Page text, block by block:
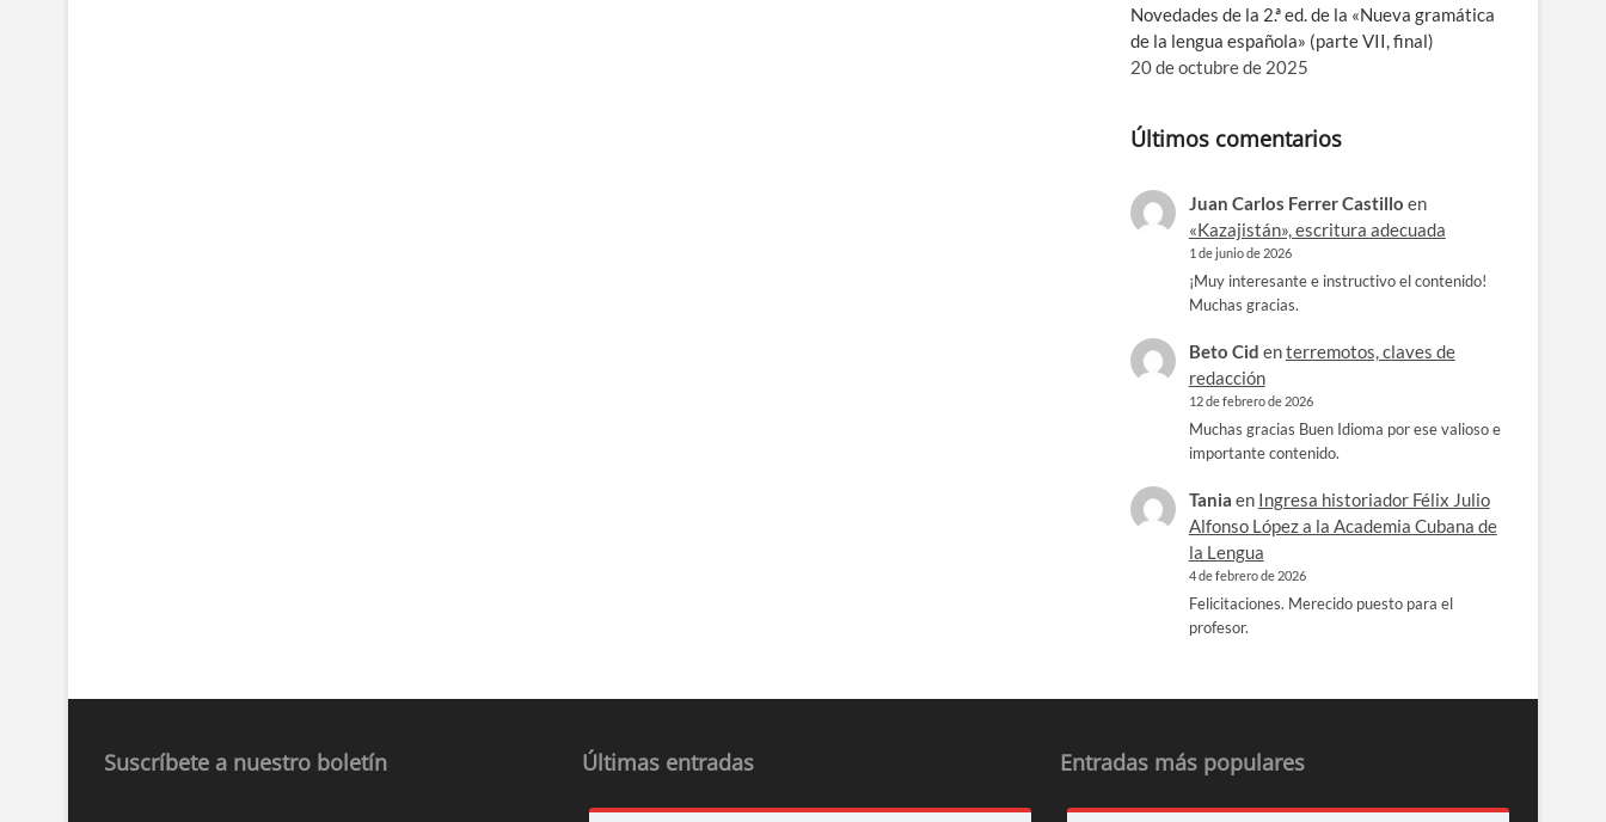
Novedades de la 2.ª ed. de la «Nueva gramática
de la lengua española» (parte VII, final)
20 de octubre de 2025
Últimos comentarios
Juan Carlos Ferrer Castillo en
«Kazajistán», escritura adecuada
1 de junio de 2026
¡Muy interesante e instructivo el contenido!
Muchas gracias.
Beto Cid enterremotos, claves de
redacción
12 de febrero de 2026
Muchas gracias Buen Idioma por ese valioso e
importante contenido.
Tania en Ingresa historiador Félix Julio
Alfonso López a la Academia Cubana de
la Lengua
4 de febrero de 2026
Felicitaciones. Merecido puesto para el
profesor.
Suscríbete a nuestro boletín Últimas entradas Entradas más populares